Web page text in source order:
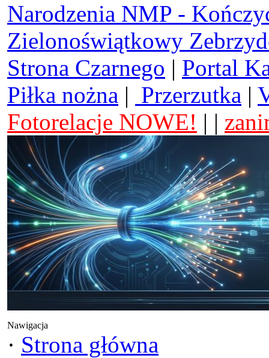
Narodzenia NMP -
Zielonoświątkowy
Strona Czarnego | Portal
Piłka nożna | Przerzutka |
Fotorelacje NOWE! | |
Nawigacja
· Strona główna